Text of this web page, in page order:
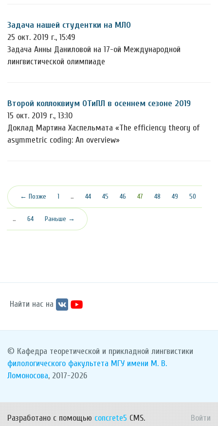
Задача нашей студентки на МЛО
25 окт. 2019 г., 15:49
Задача Анны Даниловой на 17-ой Международной
лингвистической олимпиаде
Второй коллоквиум ОТиПЛ в осеннем сезоне 2019
15 окт. 2019 г., 13:10
Доклад Мартина Хаспельмата «The efficiency theory of
asymmetric coding: An overview»
← Позже 1 … 44 45 46 47 (текущая)
48 49 50
… 64 Раньше →
Найти нас на
© Кафедра теоретической и прикладной лингвистики
филологического факультета МГУ имени М. В.
Ломоносова, 2017-2026
Разработано с помощью concrete5 CMS. Войти